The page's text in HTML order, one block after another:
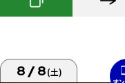
8/8(土)